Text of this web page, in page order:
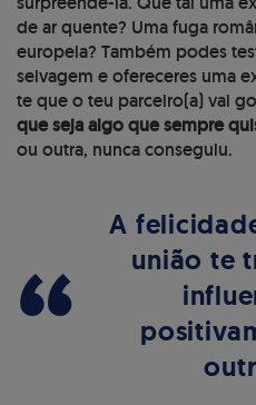
de ar quente? Uma fuga
europeia? Também podes
selvagem e ofereceres uma
te que o teu parceiro(a) vai
que seja algo que sempre
ou outra, nunca conseguiu.
“
A
união te